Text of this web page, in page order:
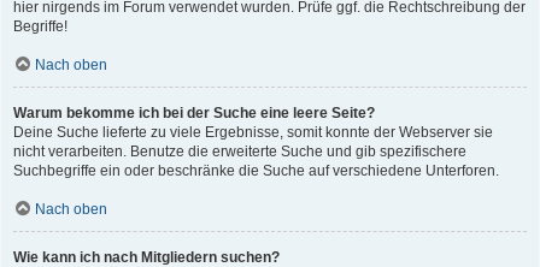
hier nirgends im Forum verwendet wurden. Prüfe ggf. die Rechtschreibung der
Begriffe!
Nach oben
Warum bekomme ich bei der Suche eine leere Seite?
Deine Suche lieferte zu viele Ergebnisse, somit konnte der Webserver sie
nicht verarbeiten. Benutze die erweiterte Suche und gib spezifischere
Suchbegriffe ein oder beschränke die Suche auf verschiedene Unterforen.
Nach oben
Wie kann ich nach Mitgliedern suchen?